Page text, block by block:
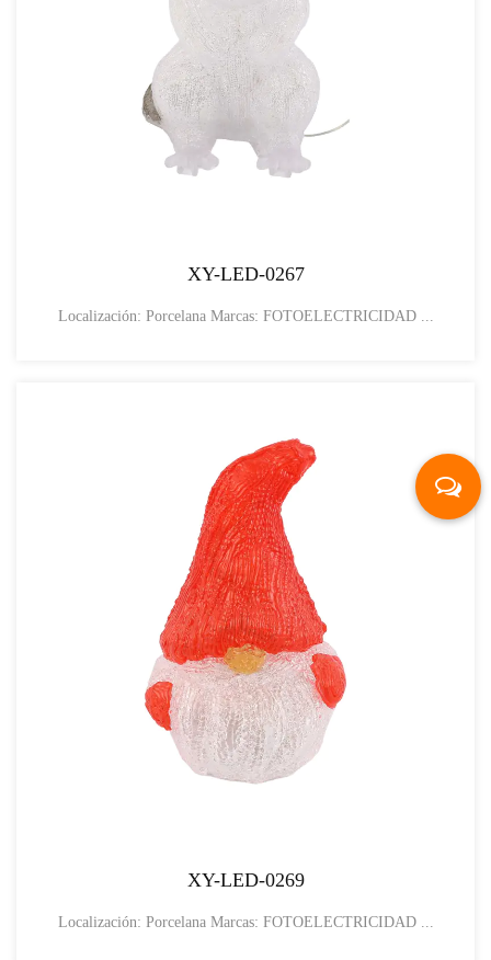
XY-LED-0267
Localización: Porcelana Marcas: FOTOELECTRICIDAD ...
XY-LED-0269
Localización: Porcelana Marcas: FOTOELECTRICIDAD ...